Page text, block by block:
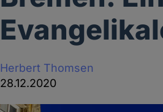
Herbert Thomsen
28.12.2020